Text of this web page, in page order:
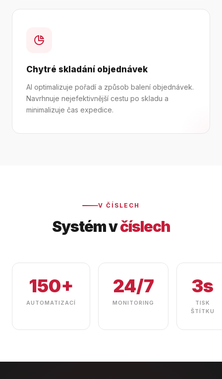
Chytré skladání objednávek
AI optimalizuje pořadí a způsob balení objednávek.
Navrhnuje nejefektivnější cestu po skladu a
minimalizuje čas expedice.
V ČÍSLECH
Systém včíslech
150+
AUTOMATIZACÍ
24/7
MONITORING
3s
TISK
ŠTÍTKU